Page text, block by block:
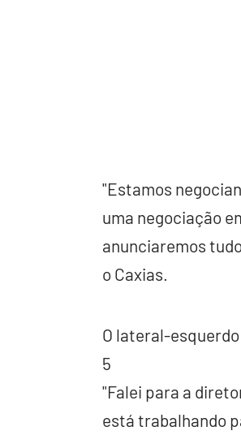
"Estamos
uma negociação
anunciaremos
o Caxias.
O lateral-
5
"Falei para a
está trabalhando